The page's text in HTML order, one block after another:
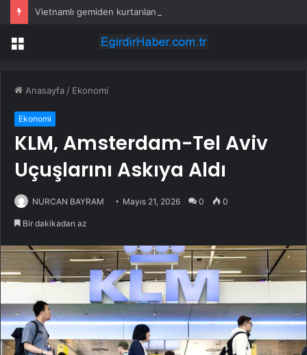
Menü
Anasayfa / Ekonomi
Ekonomi
KLM, Amsterdam-Tel Aviv
Uçuşlarını Askıya Aldı
NURCAN BAYRAM Mayıs 21, 2026 0 0
Bir dakikadan az